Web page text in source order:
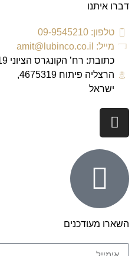
דברו איתנו
טלפון: 09-9545210
מייל: amit@lubinco.co.il
כתובת: רח’ הקונגרס הציוני 19,
הרצליה פיתוח 4675319,
ישראל
השארו מעודכנים